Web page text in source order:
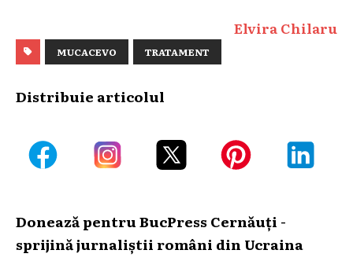
Elvira Chilaru
MUCACEVO TRATAMENT
Distribuie articolul
Donează pentru BucPress Cernăuți -
sprijină jurnaliștii români din Ucraina